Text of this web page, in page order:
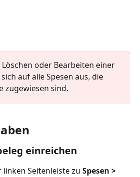
Löschen oder Bearbeiten einer
auf alle Spesen aus, die
zugewiesen sind.
einreichen
linken Seitenleiste zu Spesen >